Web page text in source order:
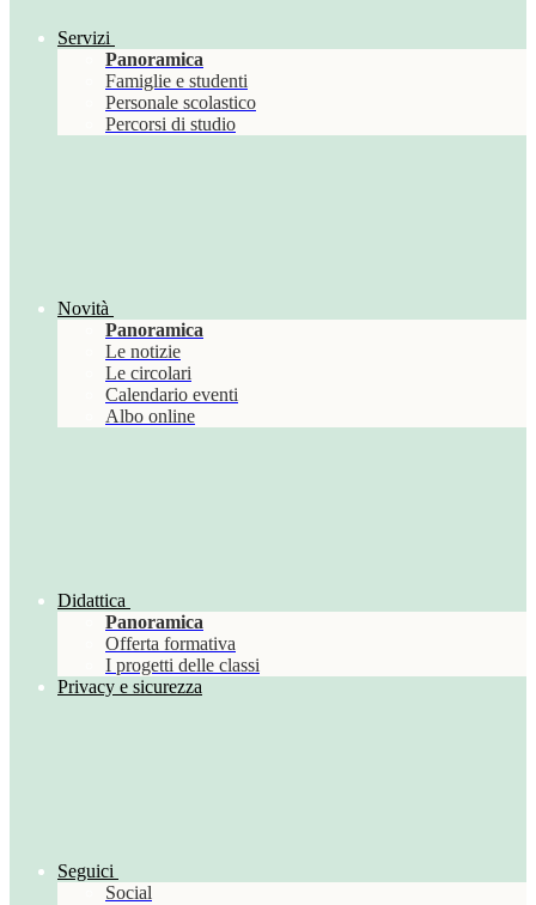
Servizi
Panoramica
Famiglie e studenti
Personale scolastico
Percorsi di studio
Novità
Panoramica
Le notizie
Le circolari
Calendario eventi
Albo online
Didattica
Panoramica
Offerta formativa
I progetti delle classi
Privacy e sicurezza
Seguici
Social